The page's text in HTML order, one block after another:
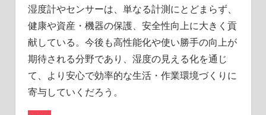
湿度計やセンサーは、単なる計測にとどまらず、
健康や資産・機器の保護、安全性向上に大きく貢
献している。今後も高性能化や使い勝手の向上が
期待される分野であり、湿度の見える化を通じ
て、より安心で効率的な生活・作業環境づくりに
寄与していくだろう。